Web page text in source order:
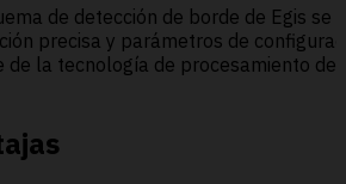
de detección de borde de Egis
precisa y parámetros de
de la tecnología de procesamiento